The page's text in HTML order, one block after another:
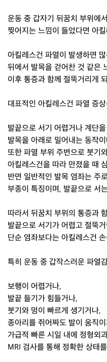
운동 중 갑자기 뒤꿈치 부위에
찢어지는 느낌이 들었다면 아
아킬레스건 파열이 발생하면
뒤에서 발목을 걷어찬 것 같은
이후 통증과 함께 절뚝거리게
대표적인 아킬레스건 파열 증
발끝으로 서기 어렵거나 계단
발목을 아래로 밀어내는 동작
또한 파열 부위 주변으로 붓기
아킬레스건을 따라 만졌을 때
반면 일반적인 발목 염좌는 주
부종이 특징이며, 발끝으로 서
따라서 뒤꿈치 부위의 통증과
발끝으로 서기가 어렵고 절뚝
단순 염좌보다는 아킬레스건
특히 운동 중 갑작스러운 파열
보행이 어렵거나,
발끝 들기가 힘들거나,
붓기와 멍이 빠르게 생기거나,
종아리를 쥐어짜도 발이 움직
가급적 빠른 시일 내에 정형외
MRI 검사를 통해 정확한 상태